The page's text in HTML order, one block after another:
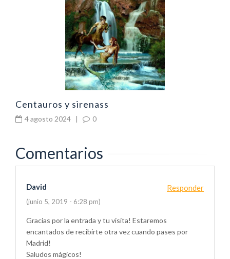
Centauros y sirenass
4 agosto 2024 | 0
Comentarios
David Responder
(junio 5, 2019 - 6:28 pm)
Gracias por la entrada y tu visita! Estaremos
encantados de recibirte otra vez cuando pases por
Madrid!
Saludos mágicos!